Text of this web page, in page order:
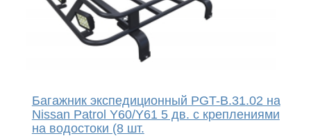
Багажник экспедиционный PGT-B.31.02 на
Nissan Patrol Y60/Y61 5 дв. с креплениями
на водостоки (8 шт.